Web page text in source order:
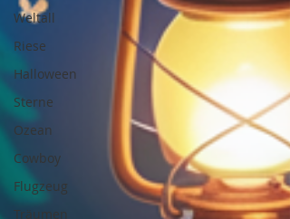
Weltall
Riese
Halloween
Sterne
Ozean
Cowboy
Flugzeug
Träumen